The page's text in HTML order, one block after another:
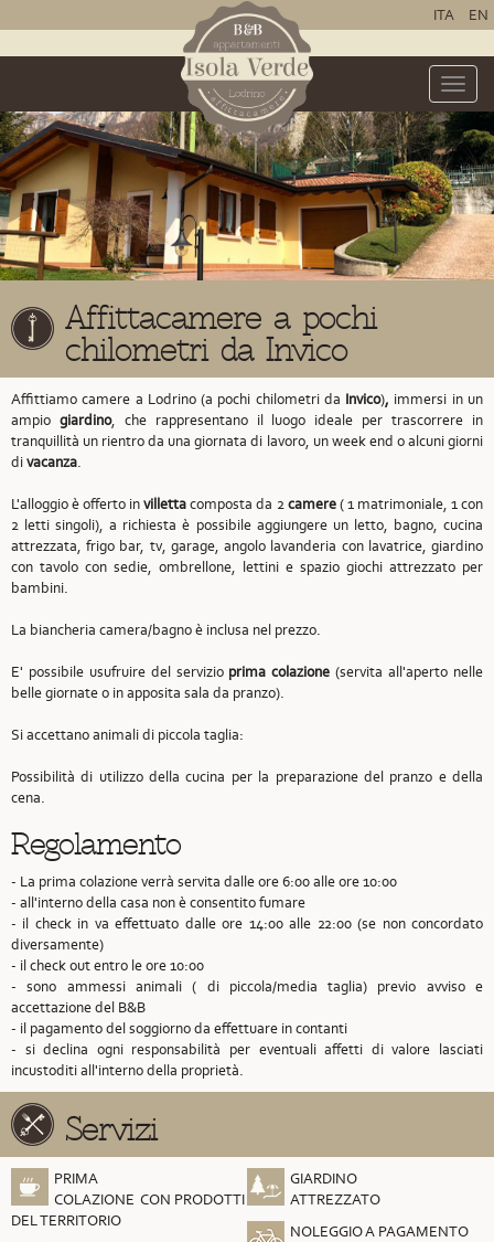
ITA EN
Toggle
Affittacamere a pochi
chilometri da Invico
Affittiamo camere a Lodrino (a pochi chilometri da Invico), immersi in un
ampio giardino, che rappresentano il luogo ideale per trascorrere in
tranquillità un rientro da una giornata di lavoro, un week end o alcuni giorni
divacanza.
L'alloggio è offerto invillettacomposta da 2camere( 1 matrimoniale, 1 con
2 letti singoli), a richiesta è possibile aggiungere un letto, bagno, cucina
attrezzata, frigo bar, tv, garage, angolo lavanderia con lavatrice, giardino
con tavolo con sedie, ombrellone, lettini e spazio giochi attrezzato per
bambini.
La biancheria camera/bagno è inclusa nel prezzo.
E' possibile usufruire del servizio prima colazione (servita all'aperto nelle
belle giornate o in apposita sala da pranzo).
Si accettano animali di piccola taglia:
Possibilità di utilizzo della cucina per la preparazione del pranzo e della
cena.
Regolamento
- La prima colazione verrà servita dalle ore 6:00 alle ore 10:00
- all'interno della casa non è consentito fumare
- il check in va effettuato dalle ore 14:00 alle 22:00 (se non concordato
diversamente)
- il check out entro le ore 10:00
- sono ammessi animali ( di piccola/media taglia) previo avviso e
accettazione del B&B
- il pagamento del soggiorno da effettuare in contanti
- si declina ogni responsabilità per eventuali affetti di valore lasciati
incustoditi all'interno della proprietà.
Servizi
PRIMA
COLAZIONE CON PRODOTTI
DEL TERRITORIO
GIARDINO
ATTREZZATO
NOLEGGIO A PAGAMENTO